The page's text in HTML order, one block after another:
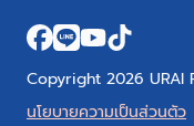
Copyright 2026 URAI
นโยบายความเป็นส่วนตัว